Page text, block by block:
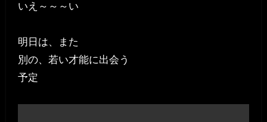
いえ～～～い
明日は、また
別の、若い才能に出会う
予定